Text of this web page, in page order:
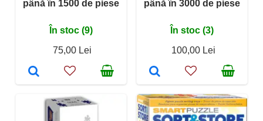
până în 1500 de piese
În stoc (9)
75,00 Lei
până în 3000 de piese
În stoc (3)
100,00 Lei